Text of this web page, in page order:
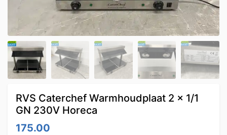
RVS Caterchef Warmhoudplaat 2 x 1/1
GN 230V Horeca
175.00